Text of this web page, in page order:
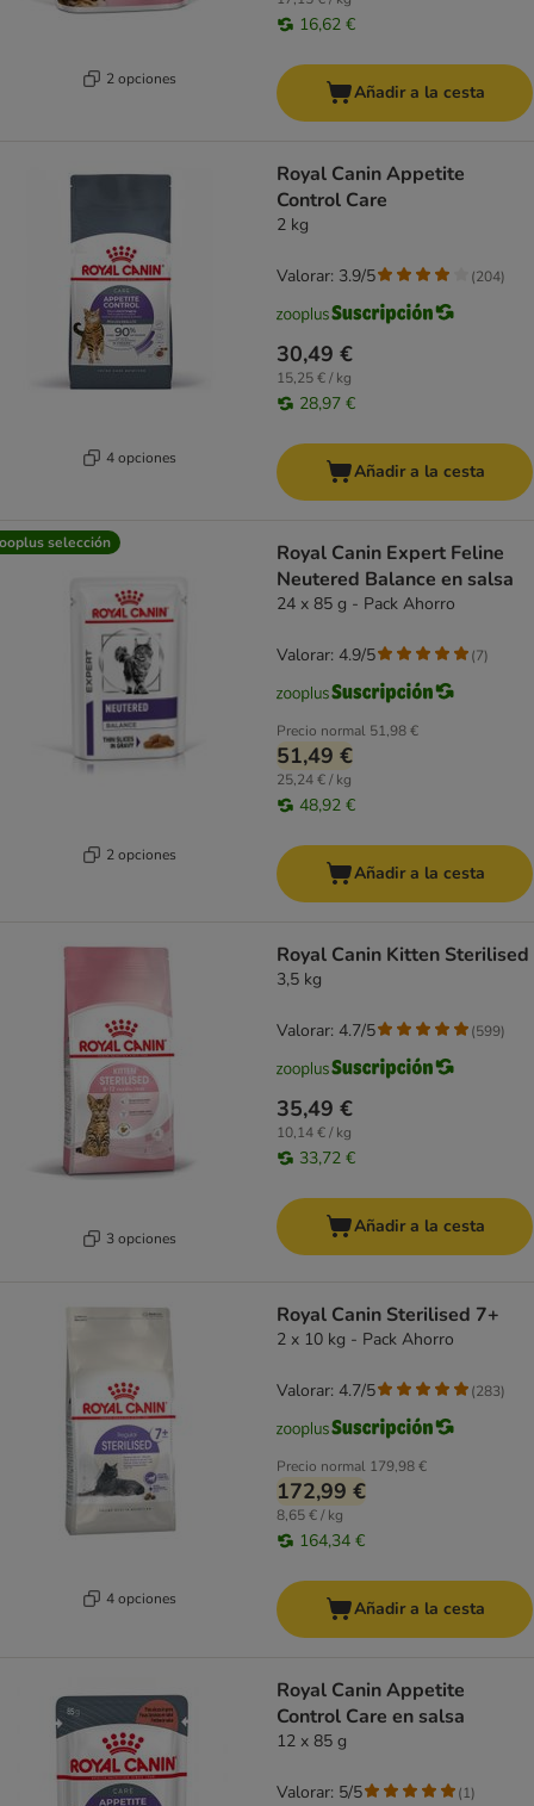
2 opciones
16,62 €
Añadir a la cesta
4 opciones
Royal Canin Appetite
Control Care
2 kg
30,49 €
15,25 € / kg
28,97 €
Valorar: 3.9/5 (204)
Añadir a la cesta
selección
2 opciones
Royal Canin Expert Feline
Neutered Balance en salsa
24 x 85 g - Pack Ahorro
Precio normal 51,98 €
51,49 €
25,24 € / kg
48,92 €
Valorar: 4.9/5 (7)
Añadir a la cesta
3 opciones
Royal Canin Kitten Sterilised
3,5 kg
35,49 €
10,14 € / kg
33,72 €
Valorar: 4.7/5 (599)
Añadir a la cesta
4 opciones
Royal Canin Sterilised 7+
2 x 10 kg - Pack Ahorro
Precio normal 179,98 €
172,99 €
8,65 € / kg
164,34 €
Valorar: 4.7/5 (283)
Añadir a la cesta
Royal Canin Appetite
Control Care en salsa
12 x 85 g
Valorar: 5/5 (1)